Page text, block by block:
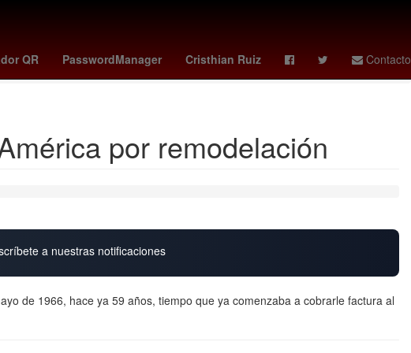
QR PasswordManager Cristhian Ruiz Contacto
Facultad de Ciencias Políticas y Sociales UAQ obsession
Chelsea
por remodelación
a nuestras notificaciones
de 1966, hace ya 59 años, tiempo que ya comenzaba a cobrarle factura al